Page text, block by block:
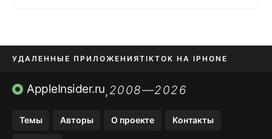
УДАЛЕННЫЕ ПРИЛОЖЕНИЯTIKTOK НА IPHONE
ПРИЛОЖЕНИЯ БЕЗ APP STORE
AppleInsider.ru,2008—2026
Темы Авторы О проекте Контакты